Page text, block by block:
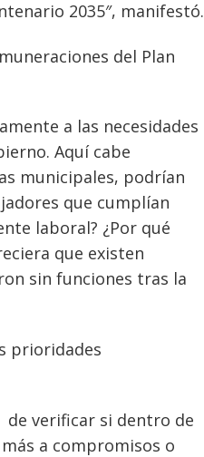
2035″, manifestó.
del Plan
a las necesidades
Aquí cabe
municipales, podrían
que cumplían
laboral? ¿Por qué
que existen
sin funciones tras la
prioridades
de verificar si dentro de
a compromisos o